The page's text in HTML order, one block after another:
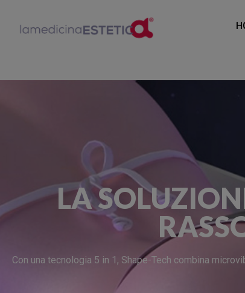
LA
Con una tecnologia 5 in 1, Shape-Tech combina